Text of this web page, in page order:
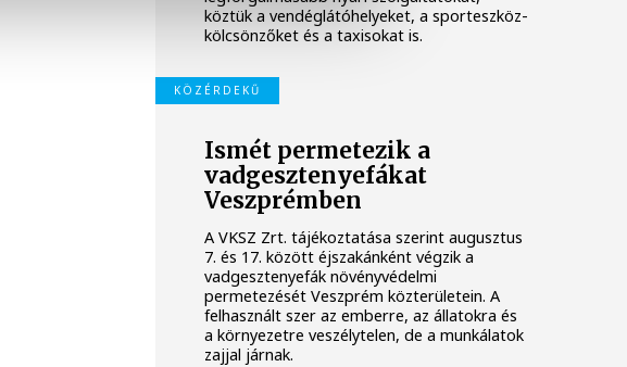
köztük a vendéglátóhelyeket, a sporteszköz-
kölcsönzőket és a taxisokat is.
KÖZÉRDEKŰ
Ismét permetezik a
vadgesztenyefákat
Veszprémben
A VKSZ Zrt. tájékoztatása szerint augusztus
7. és 17. között éjszakánként végzik a
vadgesztenyefák növényvédelmi
permetezését Veszprém közterületein. A
felhasznált szer az emberre, az állatokra és
a környezetre veszélytelen, de a munkálatok
zajjal járnak.